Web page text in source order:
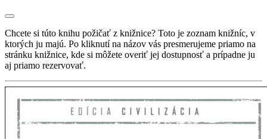
Chcete si túto knihu požičať z knižnice? Toto je zoznam knižníc, v
ktorých ju majú. Po kliknutí na názov vás presmerujeme priamo na
stránku knižnice, kde si môžete overiť jej dostupnosť a prípadne ju
aj priamo rezervovať.